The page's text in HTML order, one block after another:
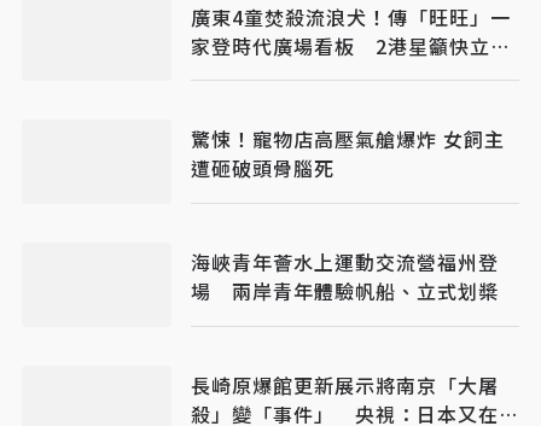
廣東4童焚殺流浪犬！傳「旺旺」一
家登時代廣場看板 2港星籲快立動
保法
驚悚！寵物店高壓氣艙爆炸 女飼主
遭砸破頭骨腦死
海峽青年薈水上運動交流營福州登
場 兩岸青年體驗帆船、立式划槳
長崎原爆館更新展示將南京「大屠
殺」變「事件」 央視：日本又在偷